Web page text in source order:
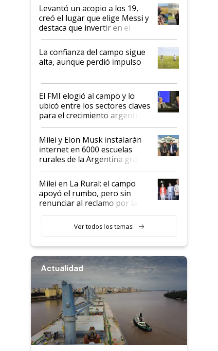
Levantó un acopio a los 19,
creó el lugar que elige Messi y
destaca que invertir en el
kirchnerismo era como "darle
plata a un hijo para droga":
Juan Félix Rossetti, el libertario
que de una dura crisis salió
de Milei
La confianza del campo sigue
alta, aunque perdió impulso
El FMI elogió al campo y lo
ubicó entre los sectores claves
para el crecimiento argentino
Milei y Elon Musk instalarán
internet en 6000 escuelas
rurales de la Argentina gracias
a un acuerdo con Starlink
Milei en La Rural: el campo
apoyó el rumbo, pero sin
renunciar al reclamo por las
Ver todos los temas
Actualidad